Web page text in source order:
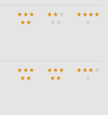
★ ★ ★
★ ★
★ ★ ★
★ ★
★ ★ ★ ★
★
★ ★ ★
★ ★
★ ★ ★
★ ★
★ ★ ★ ★
★